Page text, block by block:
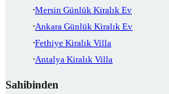
Mersin Günlük Kiralık Ev
Ankara Günlük Kiralık Ev
Fethiye Kiralık Villa
Antalya Kiralık Villa
Sahibinden